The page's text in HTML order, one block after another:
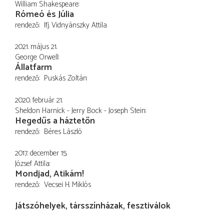
William Shakespeare
Rómeó és Júlia
rendező Ifj. Vidnyánszky Attila
2021. május 21.
George Orwell
Állatfarm
rendező Puskás Zoltán
2020. február 21.
Sheldon Harnick - Jerry Bock - Joseph Stein
Hegedűs a háztetőn
rendező Béres László
2017. december 15.
József Attila
Mondjad, Atikám!
rendező Vecsei H. Miklós
Játszóhelyek, társszínházak, fesztiválok